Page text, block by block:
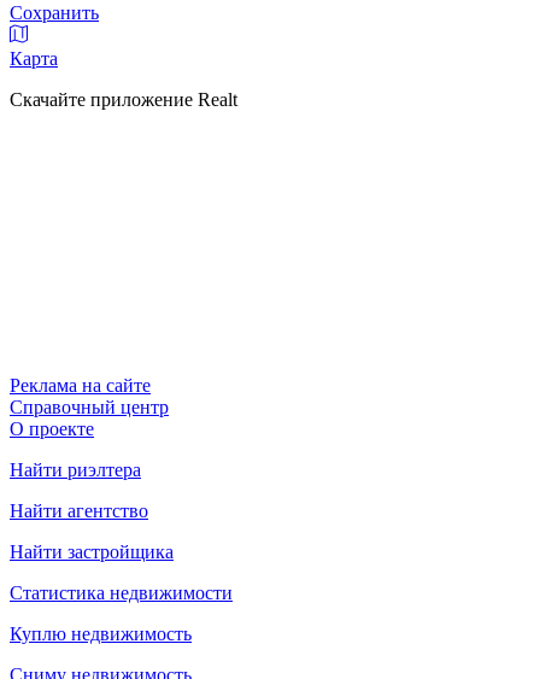
Сохранить
Карта
Скачайте приложение Realt
Реклама на сайте
Справочный центр
О проекте
Найти риэлтера
Найти агентство
Найти застройщика
Статистика недвижимости
Куплю недвижимость
Сниму недвижимость